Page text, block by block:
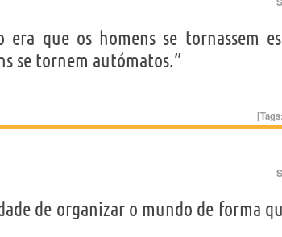
era que os homens se tornassem
se tornem autómatos.”
[Tags:
de organizar o mundo de forma